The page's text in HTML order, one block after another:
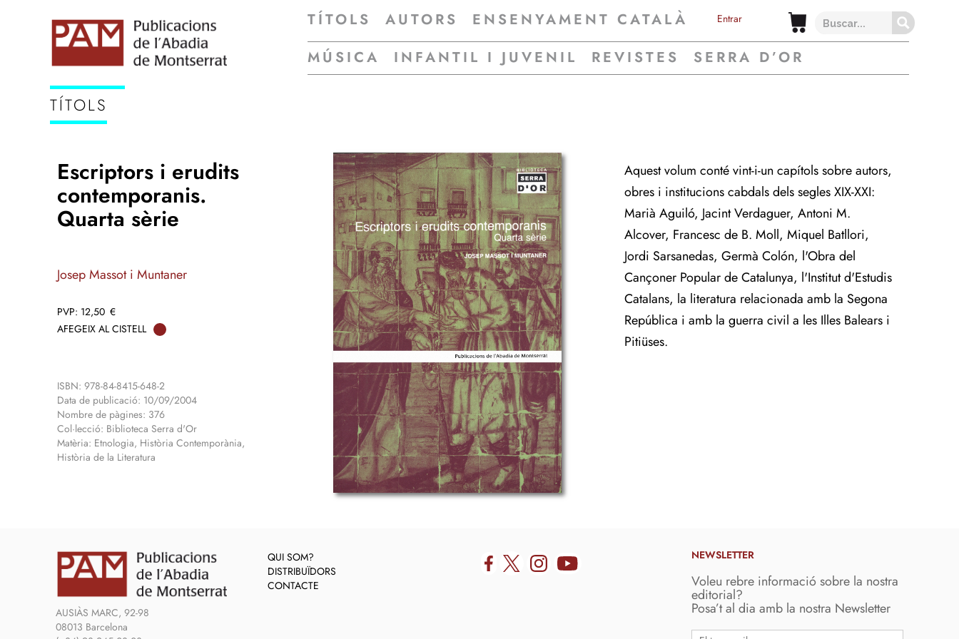
TÍTOLS AUTORS ENSENYAMENT CATALÀ Entrar
MÚSICA INFANTIL I JUVENIL REVISTES SERRA D’OR
TÍTOLS
Escriptors i erudits
contemporanis.
Quarta sèrie
Josep Massot i Muntaner
12,50 €
AFEGEIX AL CISTELL
ISBN: 978-84-8415-648-2
Data de publicació: 10/09/2004
Nombre de pàgines: 376
Col·lecció: Biblioteca Serra d'Or
Matèria: Etnologia, Història Contemporània,
Història de la Literatura
Aquest volum conté vint-i-un capítols sobre autors,
obres i institucions cabdals dels segles XIX-XXI:
Marià Aguiló, Jacint Verdaguer, Antoni M.
Alcover, Francesc de B. Moll, Miquel Batllori,
Jordi Sarsanedas, Germà Colón, l'Obra del
Cançoner Popular de Catalunya, l'Institut d'Estudis
Catalans, la literatura relacionada amb la Segona
República i amb la guerra civil a les Illes Balears i
Pitiüses.
AUSIÀS MARC, 92-98
08013 Barcelona
QUI SOM?
DISTRIBUÏDORS
CONTACTE
NEWSLETTER
Voleu rebre informació sobre la nostra
editorial?
Posa’t al dia amb la nostra Newsletter